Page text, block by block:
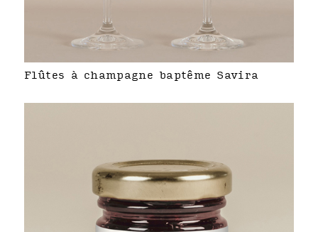
Flûtes à champagne baptême Savira